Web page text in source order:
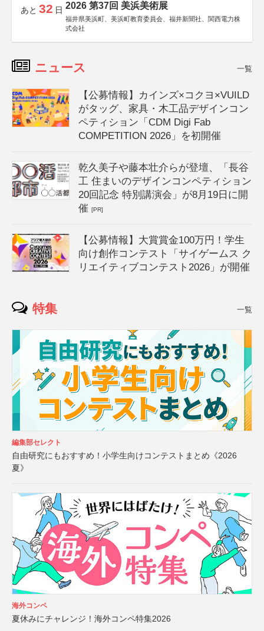
あと 32 日 2026 第37回 美浜美術展
福井県美浜町、美浜町教育委員会、福井新聞社、関西電力株
式会社
ニュース 一覧
【公募情報】カインズ×コクヨ×VUILD
がタッグ、家具・木工品デザインコン
ペティション「CDM Digi Fab
COMPETITION 2026」を初開催
乾久美子や藤本壮介らが登壇、「長谷
工 住まいのデザインコンペティション
20回記念 特別講演会」が8月19日に開
催[PR]
【公募情報】大賞賞金100万円！学生
向け創作コンテスト「サイゲームス ク
リエイティブコンテスト2026」が開催
特集 一覧
編集部セレクト
自由研究にもおすすめ！小学生向けコンテストまとめ《2026
夏》
海外コンペ
夏休みにチャレンジ！海外コンペ特集2026